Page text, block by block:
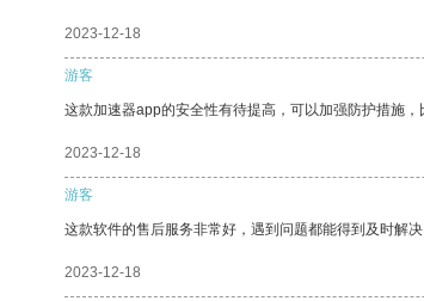
2023-12-18
游客
这款加速器app的安全性有待提高，可以加强防护措施，
2023-12-18
游客
这款软件的售后服务非常好，遇到问题都能得到及时解决
2023-12-18